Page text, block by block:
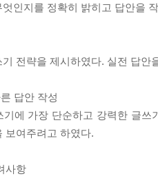
인지를 정확히 밝히고 답안을
전략을 제시하였다. 실전 답
답안 작성
기에 가장 단순하고 강력한 글
보여주려고 하였다.
사항